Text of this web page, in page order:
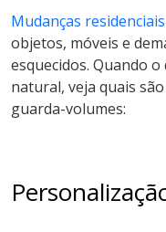
Mudanças residenciais
objetos, móveis e
esquecidos. Quando
natural, veja quais
guarda-volumes: